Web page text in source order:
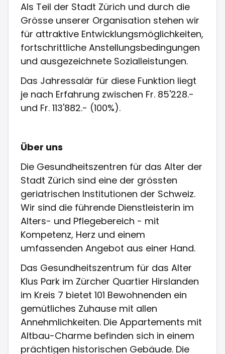
Als Teil der Stadt Zürich und durch die
Grösse unserer Organisation stehen wir
für attraktive Entwicklungsmöglichkeiten,
fortschrittliche Anstellungsbedingungen
und ausgezeichnete Sozialleistungen.
Das Jahressalär für diese Funktion liegt
je nach Erfahrung zwischen Fr. 85'228.-
und Fr. 113'882.- (100%).
Über uns
Die Gesundheitszentren für das Alter der
Stadt Zürich sind eine der grössten
geriatrischen Institutionen der Schweiz.
Wir sind die führende Dienstleisterin im
Alters- und Pflegebereich - mit
Kompetenz, Herz und einem
umfassenden Angebot aus einer Hand.
Das Gesundheitszentrum für das Alter
Klus Park im Zürcher Quartier Hirslanden
im Kreis 7 bietet 101 Bewohnenden ein
gemütliches Zuhause mit allen
Annehmlichkeiten. Die Appartements mit
Altbau-Charme befinden sich in einem
prächtigen historischen Gebäude. Die